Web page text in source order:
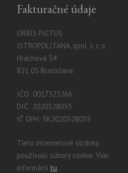
Fakturačné údaje
ORBIS PICTUS
ISTROPOLITANA, spol. s. r. o.
Hrachová 34
821 05 Bratislava
IČO: 0017323266
DIČ: 2020328035
IČ DPH: SK2020328035
Tieto internetové stránky
používajú súbory cookie. Viac
informácií tu.